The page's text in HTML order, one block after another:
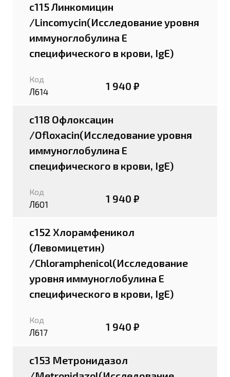
c115 Линкомицин
/Lincomycin(Исследование уровня
иммуноглобулина E
специфического в крови, IgE)
Код
Л614 1 940 ₽
c118 Офлоксацин
/Ofloxacin(Исследование уровня
иммуноглобулина E
специфического в крови, IgE)
Код
Л601 1 940 ₽
c152 Хлорамфеникол
(Левомицетин)
/Chloramphenicol(Исследование
уровня иммуноглобулина E
специфического в крови, IgE)
Код
Л617 1 940 ₽
c153 Метронидазол